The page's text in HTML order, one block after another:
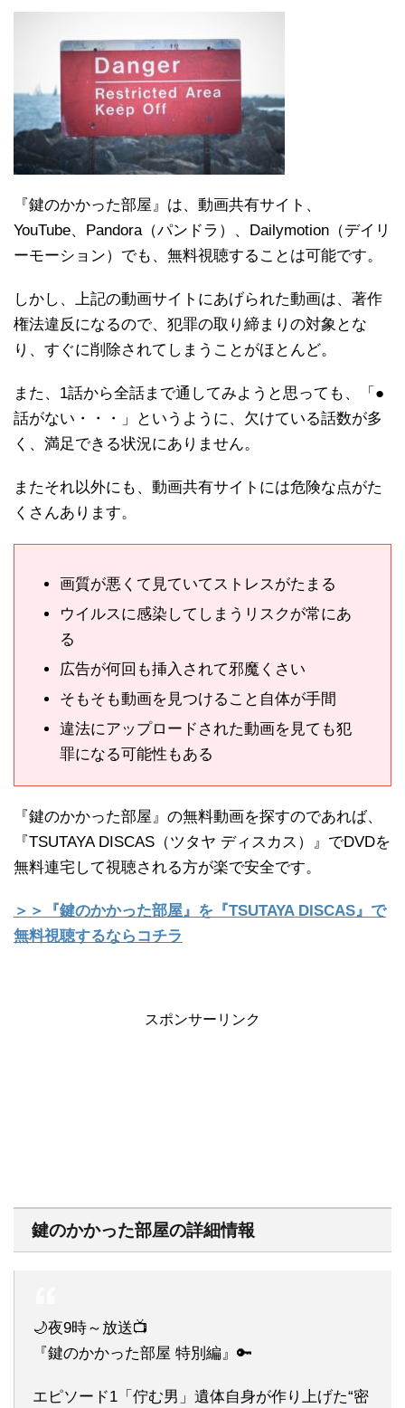
『鍵のかかった部屋』は、動画共有サイト、
YouTube、Pandora（パンドラ）、Dailymotion（デイリ
ーモーション）でも、無料視聴することは可能です。
しかし、上記の動画サイトにあげられた動画は、著作
権法違反になるので、犯罪の取り締まりの対象とな
り、すぐに削除されてしまうことがほとんど。
また、1話から全話まで通してみようと思っても、「●
話がない・・・」というように、欠けている話数が多
く、満足できる状況にありません。
またそれ以外にも、動画共有サイトには危険な点がた
くさんあります。
画質が悪くて見ていてストレスがたまる
ウイルスに感染してしまうリスクが常にあ
る
広告が何回も挿入されて邪魔くさい
そもそも動画を見つけること自体が手間
違法にアップロードされた動画を見ても犯
罪になる可能性もある
『鍵のかかった部屋』の無料動画を探すのであれば、
『TSUTAYA DISCAS（ツタヤ ディスカス）』でDVDを
無料連宅して視聴される方が楽で安全です。
＞＞『鍵のかかった部屋』を『TSUTAYA DISCAS』で
無料視聴するならコチラ
スポンサーリンク
鍵のかかった部屋の詳細情報
🌙夜9時～放送📺
『鍵のかかった部屋 特別編』🔑
エピソード1「佇む男」遺体自身が作り上げた“密